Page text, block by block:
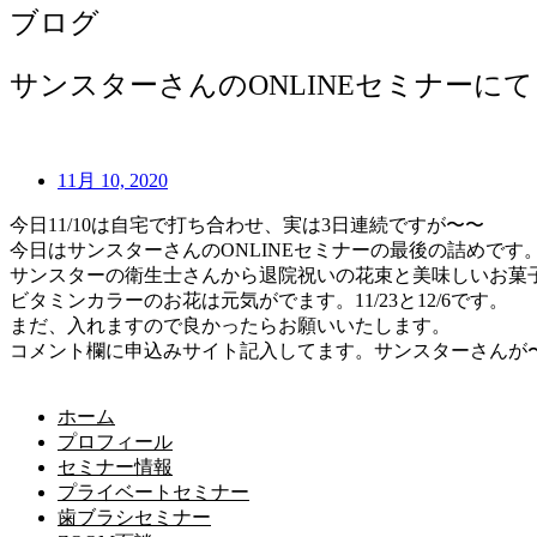
ブログ
サンスターさんのONLINEセミナーにて
11月 10, 2020
今日11/10は自宅で打ち合わせ、実は3日連続ですが〜〜
今日はサンスターさんのONLINEセミナーの最後の詰めです。
サンスターの衛生士さんから退院祝いの花束と美味しいお菓
ビタミンカラーのお花は元気がでます。11/23と12/6です。
まだ、入れますので良かったらお願いいたします。
コメント欄に申込みサイト記入してます。サンスターさんが
ホーム
プロフィール
セミナー情報
プライベートセミナー
歯ブラシセミナー